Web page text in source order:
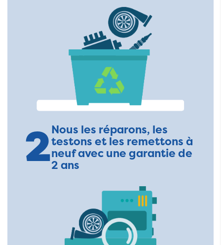
2Nous les réparons, les
testons et les remettons à
neuf avec une garantie de
2 ans